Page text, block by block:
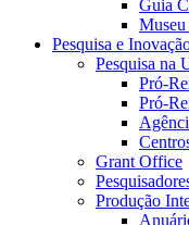
Guia
Pesquisa e
Pesquisa na
Pró-
Pró-
Grant Office
Produção